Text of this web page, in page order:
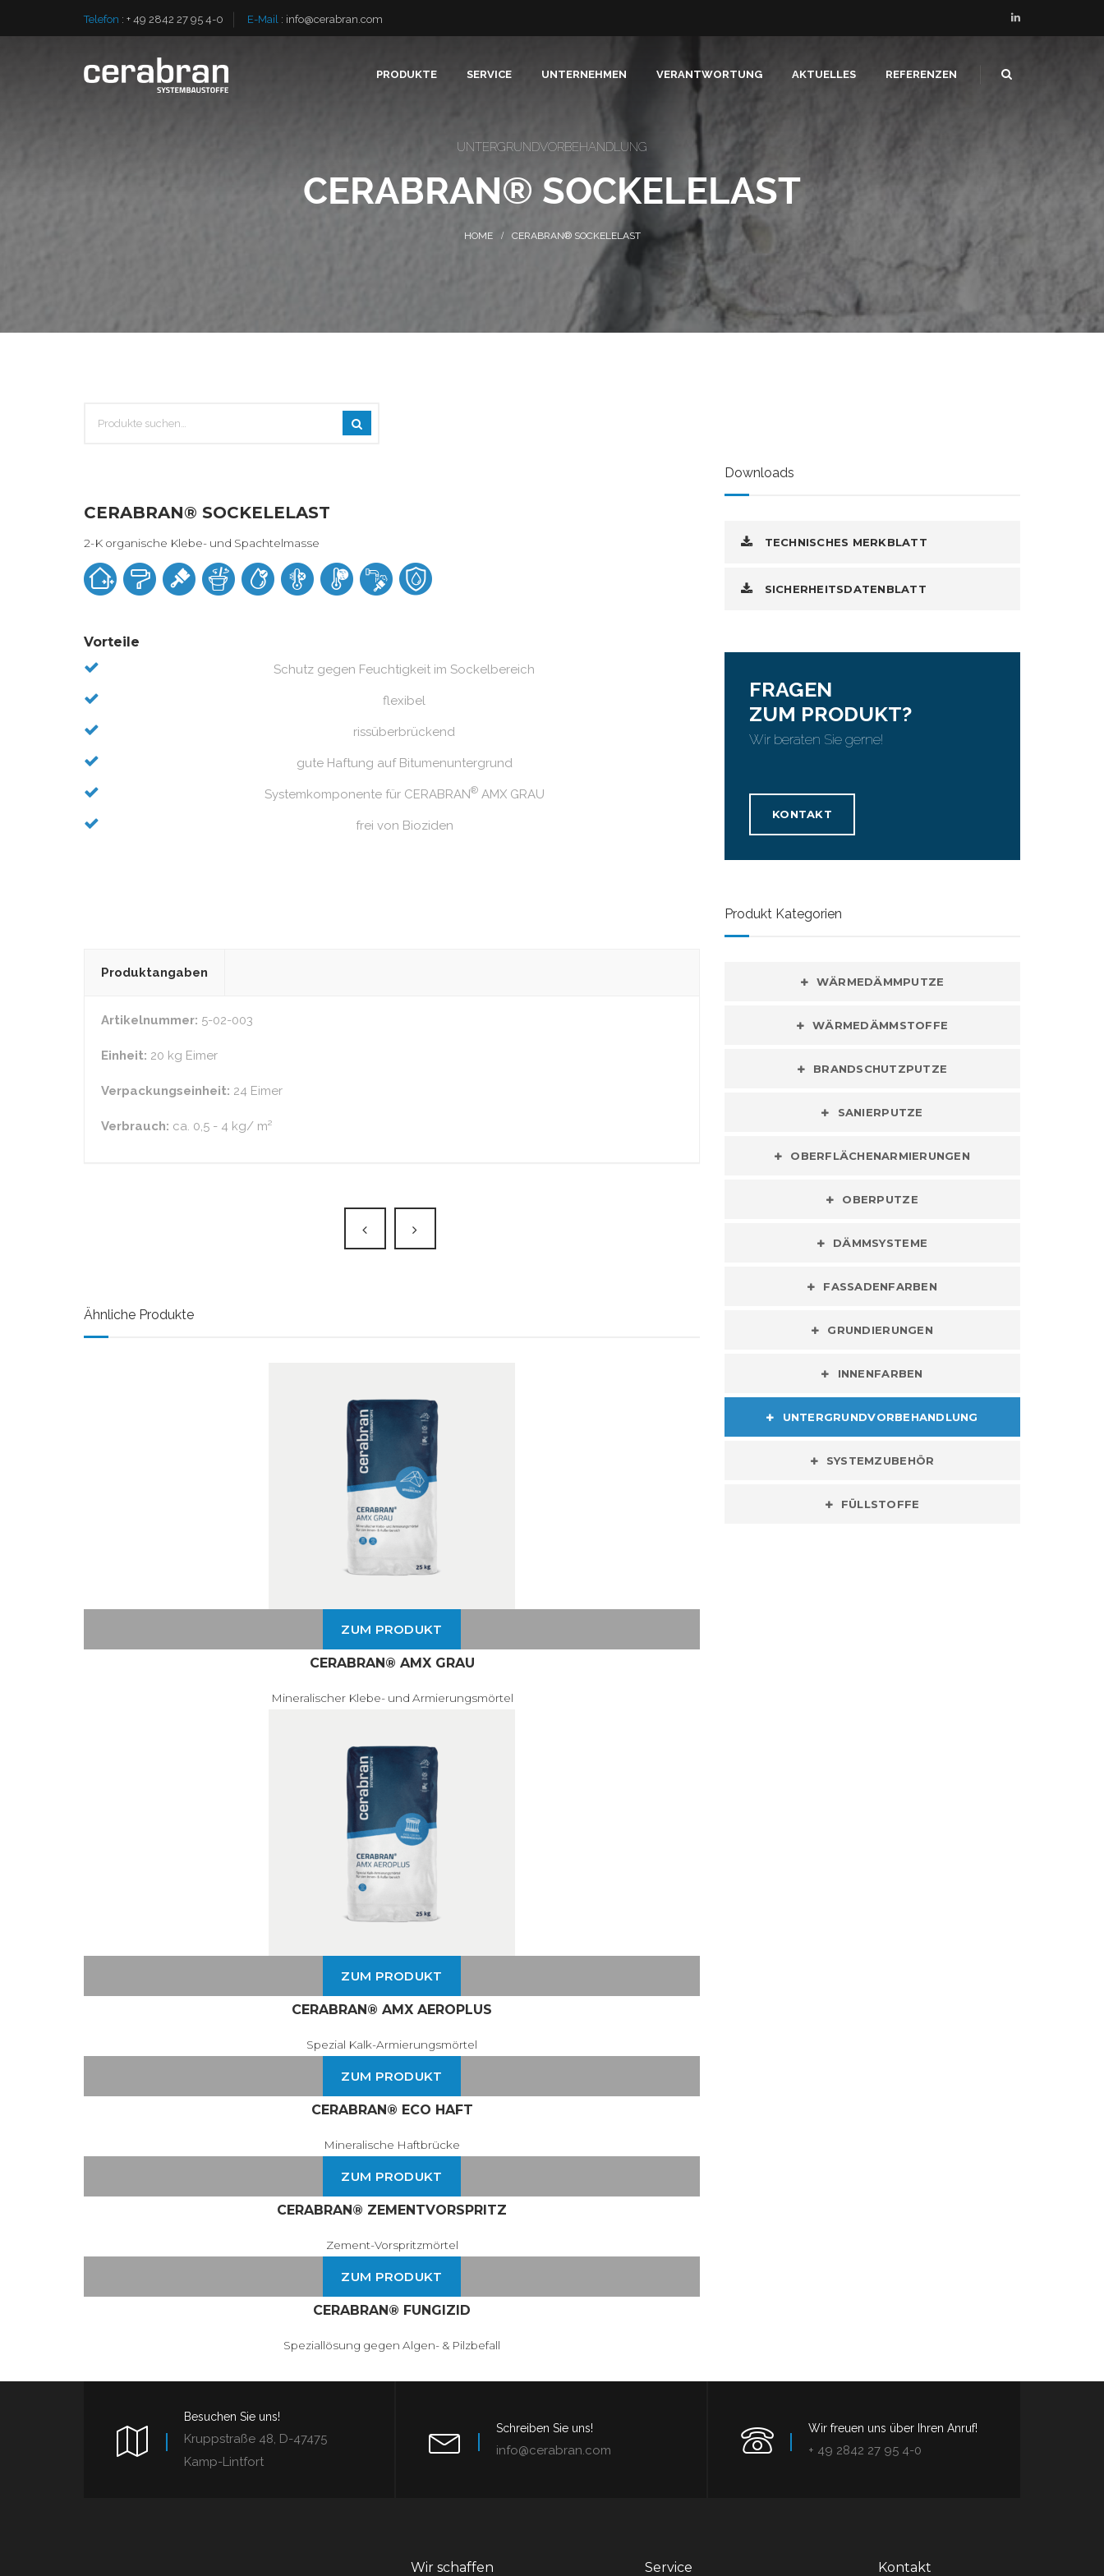
Telefon : + 49 2842 27 95 4-0 E-Mail : info@cerabran.com
PRODUKTE SERVICE UNTERNEHMEN VERANTWORTUNG AKTUELLES REFERENZEN
UNTERGRUNDVORBEHANDLUNG
CERABRAN® SOCKELELAST
CERABRAN® SOCKELELAST
CERABRAN® SOCKELELAST
2-K organische Klebe- und Spachtelmasse
Vorteile
Schutz gegen Feuchtigkeit im Sockelbereich
flexibel
rissüberbrückend
gute Haftung auf Bitumenuntergrund
Systemkomponente für CERABRAN®AMX GRAU
frei von Bioziden
Produktangaben
Artikelnummer: 5-02-003
Einheit: 20 kg Eimer
Verpackungseinheit: 24 Eimer
Verbrauch: ca. 0,5 - 4 kg/ m²
Ähnliche Produkte
ZUM PRODUKT
CERABRAN® AMX GRAU
Mineralischer Klebe- und Armierungsmörtel
ZUM PRODUKT
CERABRAN® AMX AEROPLUS
Spezial Kalk-Armierungsmörtel
ZUM PRODUKT
CERABRAN® ECO HAFT
Mineralische Haftbrücke
ZUM PRODUKT
CERABRAN® ZEMENTVORSPRITZ
Zement-Vorspritzmörtel
ZUM PRODUKT
CERABRAN® FUNGIZID
Speziallösung gegen Algen- & Pilzbefall
Downloads
TECHNISCHES MERKBLATT
SICHERHEITSDATENBLATT
FRAGEN
ZUM PRODUKT?
Wir beraten Sie gerne!
KONTAKT
Produkt Kategorien
WÄRMEDÄMMPUTZE
WÄRMEDÄMMSTOFFE
BRANDSCHUTZPUTZE
SANIERPUTZE
OBERFLÄCHENARMIERUNGEN
OBERPUTZE
DÄMMSYSTEME
FASSADENFARBEN
GRUNDIERUNGEN
INNENFARBEN
UNTERGRUNDVORBEHANDLUNG
SYSTEMZUBEHÖR
FÜLLSTOFFE
Besuchen Sie uns!
Kruppstraße 48, D-47475
Kamp-Lintfort
Schreiben Sie uns!
info@cerabran.com
Wir freuen uns über Ihren Anruf!
+ 49 2842 27 95 4-0
Wir schaffen Service Kontakt